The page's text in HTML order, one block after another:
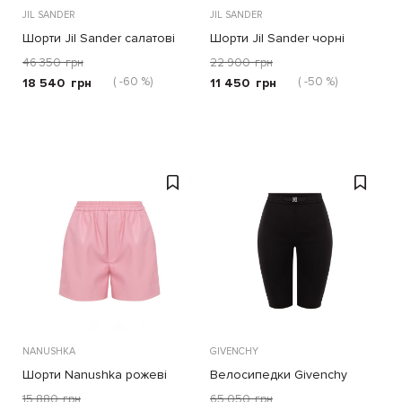
JIL SANDER
Шорти Jil Sander салатові
46 350 грн
18 540 грн ( -60 %)
JIL SANDER
Шорти Jil Sander чорні
22 900 грн
11 450 грн ( -50 %)
NANUSHKA
Шорти Nanushka рожеві
GIVENCHY
Велосипедки Givenchy
чорні